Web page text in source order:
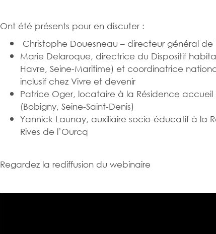
Ont été présents pour en discuter :
Christophe Douesneau – directeur général
Marie Delaroque, directrice du Dispositif
Havre, Seine-Maritime) et coordinatrice
inclusif chez Vivre et devenir
Patrice Oger, locataire à la Résidence accueil
(Bobigny, Seine-Saint-Denis)
Yannick Launay, auxiliaire socio-éducatif à la
Rives de l’Ourcq
Regardez la rediffusion du webinaire